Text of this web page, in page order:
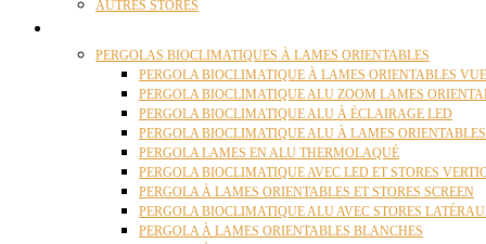
AUTRES STORES
PERGOLAS BIOCLIMATIQUES À LAMES ORIENTABLES
PERGOLA BIOCLIMATIQUE À LAMES ORIENTABLES
PERGOLA BIOCLIMATIQUE ALU ZOOM LAMES
PERGOLA BIOCLIMATIQUE ALU À ÉCLAIRAGE LED
PERGOLA BIOCLIMATIQUE ALU À LAMES
PERGOLA LAMES EN ALU THERMOLAQUÉ
PERGOLA BIOCLIMATIQUE AVEC LED ET STORES
PERGOLA À LAMES ORIENTABLES ET STORES SCREEN
PERGOLA BIOCLIMATIQUE ALU AVEC STORES
PERGOLA À LAMES ORIENTABLES BLANCHES